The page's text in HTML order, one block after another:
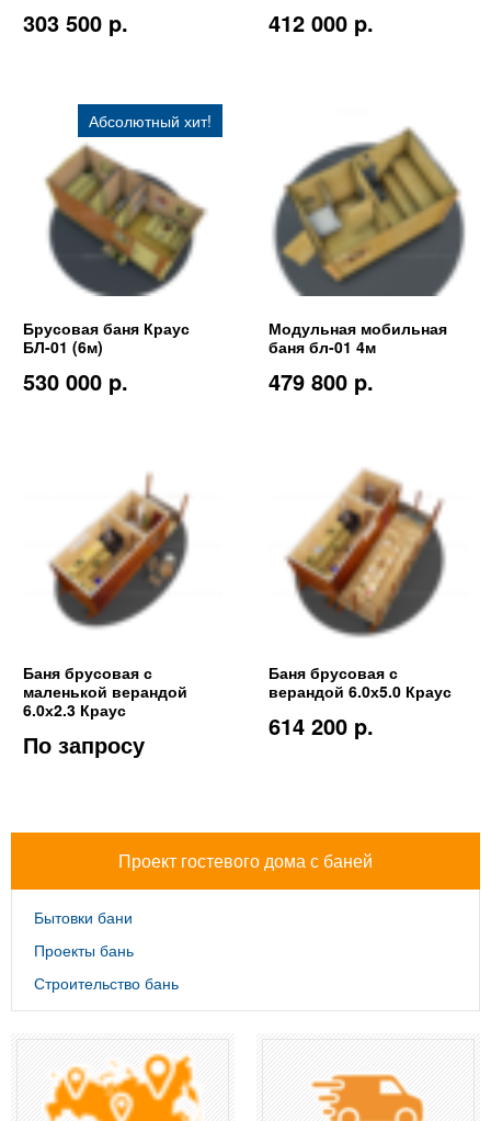
303 500 p. 412 000 p.
Абсолютный хит!
Брусовая баня Краус
БЛ-01 (6м)
530 000 p.
Модульная мобильная
баня бл-01 4м
479 800 p.
Баня брусовая с
маленькой верандой
6.0х2.3 Краус
По запросу
Баня брусовая с
верандой 6.0х5.0 Краус
614 200 p.
Проект гостевого дома с баней
Бытовки бани
Проекты бань
Строительство бань